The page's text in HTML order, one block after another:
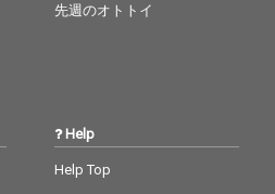
先週のオトトイ
Help
Help Top